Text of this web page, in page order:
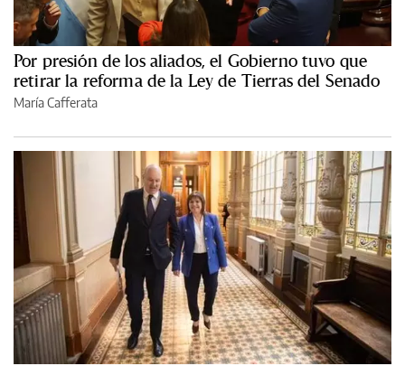
Por presión de los aliados, el Gobierno tuvo que
retirar la reforma de la Ley de Tierras del Senado
María Cafferata